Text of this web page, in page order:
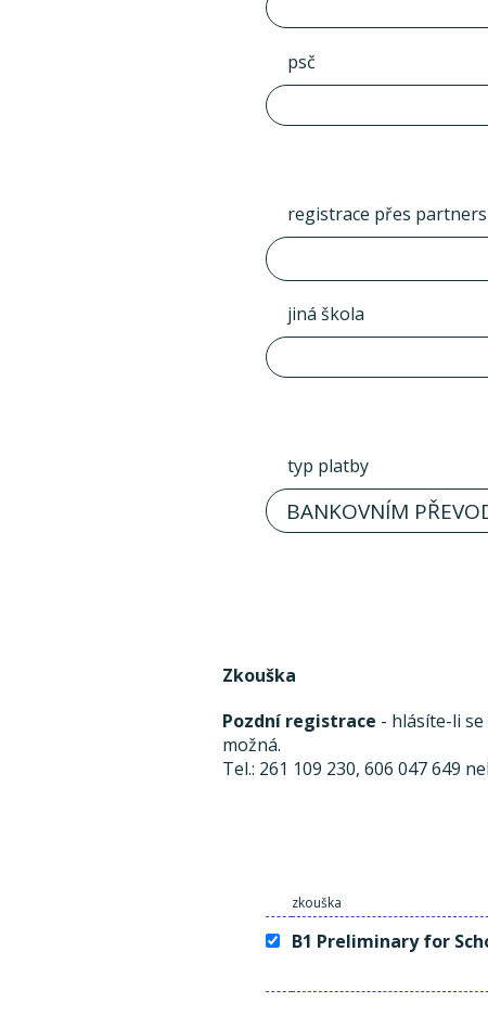
psč
registrace přes
jiná škola
typ platby
BANKOVNÍM
Zkouška
Pozdní registrace - hlásíte-li
možná.
Tel.: 261 109 230, 606 047 649
zkouška
B1 Preliminary for